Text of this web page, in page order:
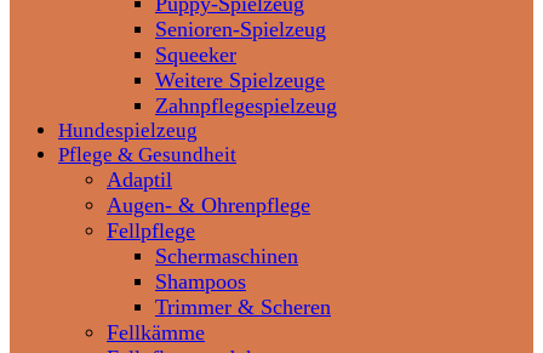
Senioren-Spielzeug
Squeeker
Weitere Spielzeuge
Zahnpflegespielzeug
Hundespielzeug
Pflege & Gesundheit
Adaptil
Augen- & Ohrenpflege
Fellpflege
Schermaschinen
Shampoos
Trimmer & Scheren
Fellkämme